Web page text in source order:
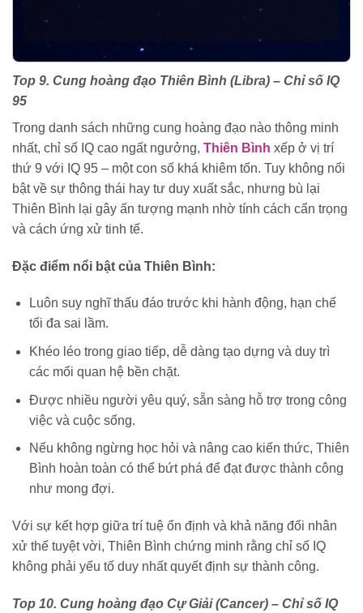
Top 9. Cung hoàng đạo Thiên Bình (Libra) – Chỉ số IQ
95
Trong danh sách những cung hoàng đạo nào thông minh
nhất, chỉ số IQ cao ngất ngưởng, Thiên Bình xếp ở vị trí
thứ 9 với IQ 95 – một con số khá khiêm tốn. Tuy không nổi
bật về sự thông thái hay tư duy xuất sắc, nhưng bù lại
Thiên Bình lại gây ấn tượng mạnh nhờ tính cách cẩn trọng
và cách ứng xử tinh tế.
Đặc điểm nổi bật của Thiên Bình:
Luôn suy nghĩ thấu đáo trước khi hành động, hạn chế
tối đa sai lầm.
Khéo léo trong giao tiếp, dễ dàng tạo dựng và duy trì
các mối quan hệ bền chặt.
Được nhiều người yêu quý, sẵn sàng hỗ trợ trong công
việc và cuộc sống.
Nếu không ngừng học hỏi và nâng cao kiến thức, Thiên
Bình hoàn toàn có thể bứt phá để đạt được thành công
như mong đợi.
Với sự kết hợp giữa trí tuệ ổn định và khả năng đối nhân
xử thế tuyệt vời, Thiên Bình chứng minh rằng chỉ số IQ
không phải yếu tố duy nhất quyết định sự thành công.
Top 10. Cung hoàng đạo Cự Giải (Cancer) – Chỉ số IQ